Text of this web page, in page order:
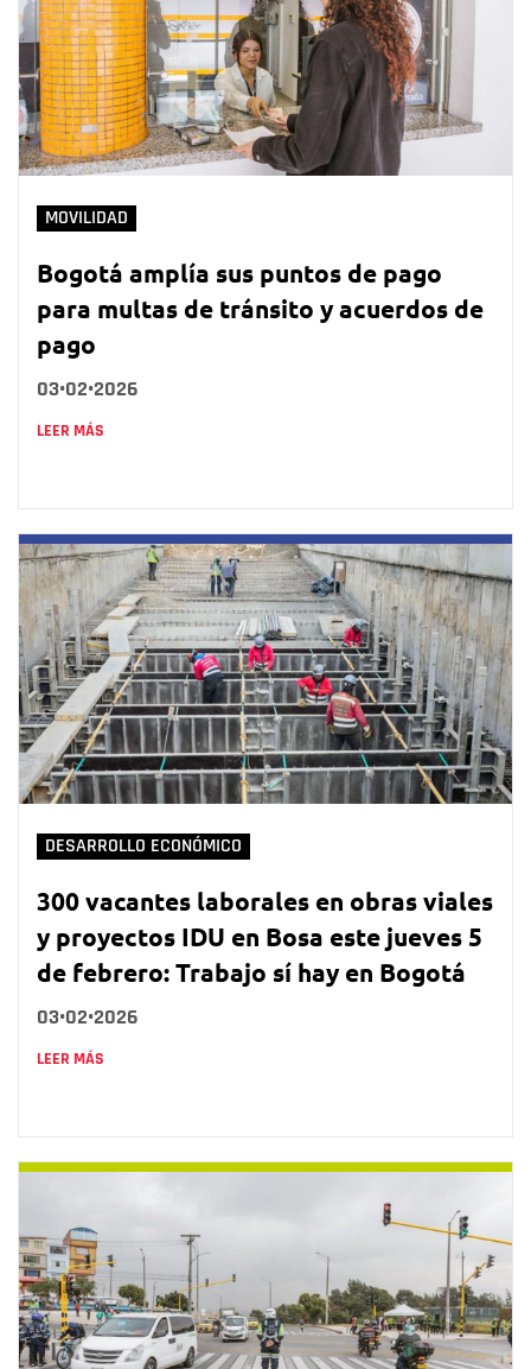
MOVILIDAD
Bogotá amplía sus puntos de pago
para multas de tránsito y acuerdos de
pago
03•02•2026
LEER MÁS
DESARROLLO ECONÓMICO
300 vacantes laborales en obras viales
y proyectos IDU en Bosa este jueves 5
de febrero: Trabajo sí hay en Bogotá
03•02•2026
LEER MÁS